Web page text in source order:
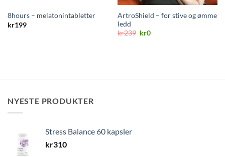
8hours – melatonintabletter
kr199
ArtroShield – for stive og ømme
ledd
kr239 Opprinnelig
kr0Nåværende
NYESTE PRODUKTER
Stress Balance 60 kapsler
kr310